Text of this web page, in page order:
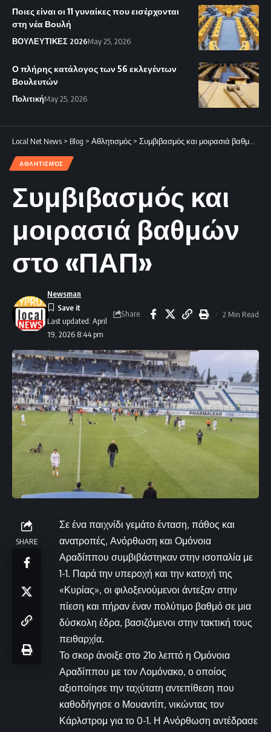
Ποιες είναι οι 11 γυναίκες που εισέρχονται
στη νέα Βουλή
ΒΟΥΛΕΥΤΙΚΕΣ 2026May 25, 2026
Ο πλήρης κατάλογος των 56 εκλεγέντων
Βουλευτών
ΠολιτικήMay 25, 2026
Local Net News > Blog > Αθλητισμός > Συμβιβασμός και μοιρασιά βαθμών στο «ΠΑΠ»
ΑΘΛΗΤΙΣΜΌΣ
Συμβιβασμός και
μοιρασιά βαθμών
στο «ΠΑΠ»
Last updated: April
19, 2026 8:44 pm
Newsman
Share 2 Min Read
SHARE
Σε ένα παιχνίδι γεμάτο ένταση, πάθος και
ανατροπές, Ανόρθωση και Ομόνοια
Αραδίππου συμβιβάστηκαν στην ισοπαλία με
1-1. Παρά την υπεροχή και την κατοχή της
«Κυρίας», οι φιλοξενούμενοι άντεξαν στην
πίεση και πήραν έναν πολύτιμο βαθμό σε μια
δύσκολη έδρα, βασιζόμενοι στην τακτική τους
πειθαρχία.
Το σκορ άνοιξε στο 21ο λεπτό η Ομόνοια
Αραδίππου με τον Λομόνακο, ο οποίος
αξιοποίησε την ταχύτατη αντεπίθεση που
καθοδήγησε ο Μουαντίπ, νικώντας τον
Κάρλστρομ για το 0-1. Η Ανόρθωση αντέδρασε